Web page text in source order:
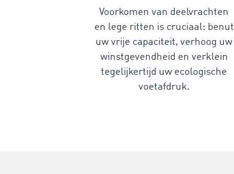
Voorkomen van deelvrachten
en lege ritten is cruciaal: benut
uw vrije capaciteit, verhoog uw
winstgevendheid en verklein
tegelijkertijd uw ecologische
voetafdruk.